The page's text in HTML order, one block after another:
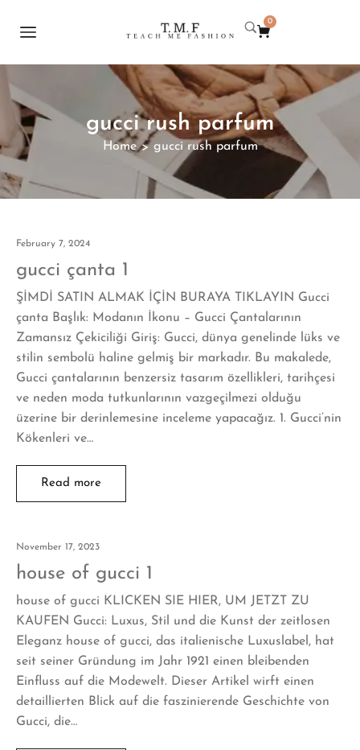
0
gucci rush parfum
Home > gucci rush parfum
February 7, 2024
gucci çanta 1
ŞİMDİ SATIN ALMAK İÇİN BURAYA TIKLAYIN Gucci
çanta Başlık: Modanın İkonu – Gucci Çantalarının
Zamansız Çekiciliği Giriş: Gucci, dünya genelinde lüks ve
stilin sembolü haline gelmiş bir markadır. Bu makalede,
Gucci çantalarının benzersiz tasarım özellikleri, tarihçesi
ve neden moda tutkunlarının vazgeçilmezi olduğu
üzerine bir derinlemesine inceleme yapacağız. 1. Gucci’nin
Kökenleri ve…
Read more
November 17, 2023
house of gucci 1
house of gucci KLICKEN SIE HIER, UM JETZT ZU
KAUFEN Gucci: Luxus, Stil und die Kunst der zeitlosen
Eleganz house of gucci, das italienische Luxuslabel, hat
seit seiner Gründung im Jahr 1921 einen bleibenden
Einfluss auf die Modewelt. Dieser Artikel wirft einen
detaillierten Blick auf die faszinierende Geschichte von
Gucci, die…